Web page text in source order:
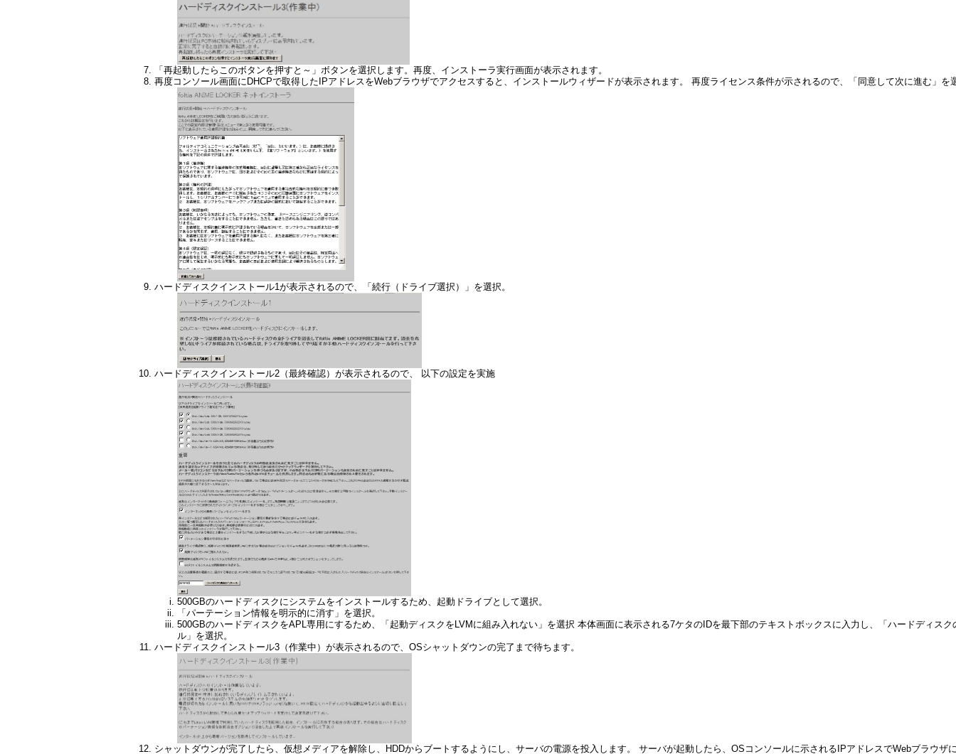
「再起動したらこのボタンを押すと～」ボタンを選択します。再度、インストーラ実行画面が表示されます。
再度コンソール画面にDHCPで取得したIPアドレスをWebブラウザでアクセスすると、インストールウィザードが表示されます。 再度ライセンス条件が示されるので、「同意して次に進む」を
ハードディスクインストール1が表示されるので、「続行（ドライブ選択）」を選択。
ハードディスクインストール2（最終確認）が表示されるので、 以下の設定を実施
500GBのハードディスクにシステムをインストールするため、起動ドライブとして選択。
「パーテーション情報を明示的に消す」を選択。
500GBのハードディスクをAPL専用にするため、「起動ディスクをLVMに組み入れない」を選択 本体画面に表示される7ケタのIDを最下部のテキストボックスに入力し、「ハードディス
ル」を選択。
ハードディスクインストール3（作業中）が表示されるので、OSシャットダウンの完了まで待ちます。
シャットダウンが完了したら、仮想メディアを解除し、HDDからブートするようにし、サーバの電源を投入します。 サーバが起動したら、OSコンソールに示されるIPアドレスでWebブラウザ